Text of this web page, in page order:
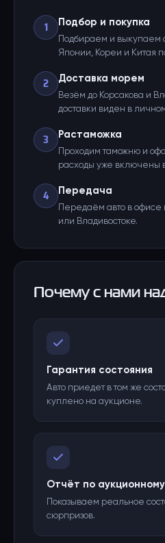
1 Подбор и покупка
Подбираем и выкупаем
Японии, Кореи и Китая
2 Доставка морем
Везём до Корсакова и
доставки виден в
3 Растаможка
Проходим таможню и
расходы уже включены
4 Передача
Передаём авто в
или Владивостоке.
Почему с нами
Гарантия состояния
Авто приедет в том же
куплено на аукционе.
Отчёт по
Показываем реальное
сюрпризов.